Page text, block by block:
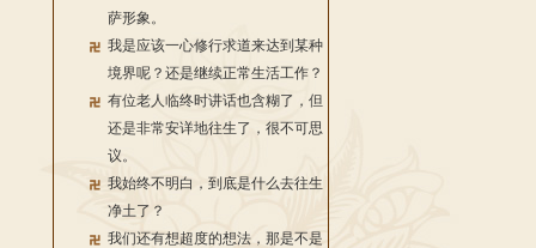
萨形象。
我是应该一心修行求道来达到某种
境界呢？还是继续正常生活工作？
有位老人临终时讲话也含糊了，但
还是非常安详地往生了，很不可思
议。
我始终不明白，到底是什么去往生
净土了？
我们还有想超度的想法，那是不是